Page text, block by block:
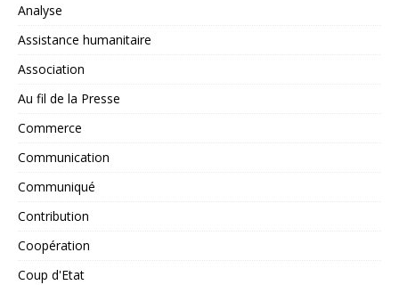
Analyse
Assistance humanitaire
Association
Au fil de la Presse
Commerce
Communication
Communiqué
Contribution
Coopération
Coup d'Etat